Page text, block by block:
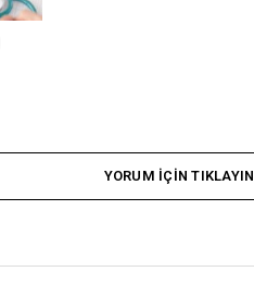
YORUM İÇIN TIKLAYIN